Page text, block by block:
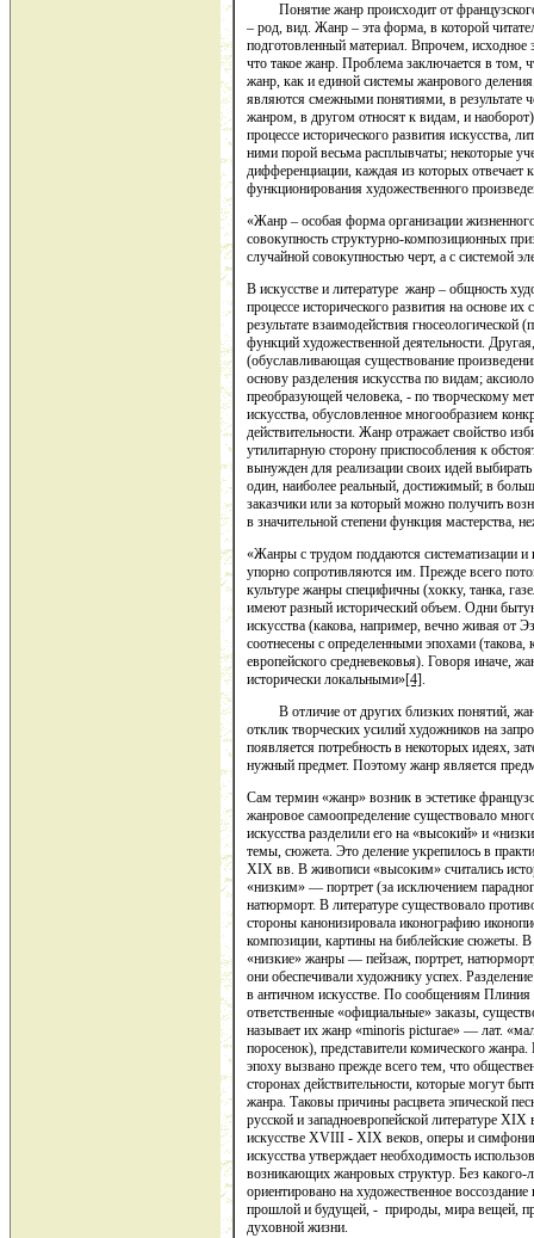
Понятие жанр происходит от французского
– род, вид. Жанр – эта форма, в которой
подготовленный материал. Впрочем, исходное
что такое жанр. Проблема заключается в том,
жанр, как и единой системы жанрового
являются смежными понятиями, в результате
жанром, в другом относят к видам, и
процессе исторического развития искусства,
ними порой весьма расплывчаты; некоторые
дифференциации, каждая из которых отвечает
функционирования художественного
«Жанр – особая форма организации
совокупность структурно-композиционных
случайной совокупностью черт, а с системой
В искусстве и литературе жанр – общность
процессе исторического развития на основе
результате взаимодействия гносеологической
функций художественной деятельности.
(обуславливающая существование
основу разделения искусства по видам;
преобразующей человека, - по творческому
искусства, обусловленное многообразием
действительности. Жанр отражает свойство
утилитарную сторону приспособления к
вынужден для реализации своих идей
один, наиболее реальный, дос­тижимый; в
заказчики или за который можно получить
в значительной степени функция мастер­ства,
«Жанры с трудом поддаются систематизации
упорно сопротивляются им. Прежде всего
культуре жанры специфичны (хокку, танка,
имеют разный исторический объем. Одни
искусства (какова, например, вечно живая от
соотнесены с определенными эпохами (такова,
европейского средневековья). Говоря иначе,
исторически локальными»[4].
В отличие от других близких понятий, жанр
от­клик творческих усилий художников на
появляется потреб­ность в некоторых идеях,
нужный предмет. Поэтому жанр явля­ется
Сам термин «жанр» возник в эстетике
жанровое самоопределение суще­ствовало
искусства раздели­ли его на «высокий» и
темы, сюжета. Это деление укрепилось в
XIX вв. В живописи «высоким» считались
«низким» — портрет (за исключением
натюрморт. В литературе существовало
стороны канонизировала иконо­графию
композиции, карти­ны на библейские сюжеты.
«низкие» жанры — пейзаж, портрет,
они обеспечивали художнику успех.
в античном искусстве. По сообще­ниям
ответственные «официальные» заказы,
называет их жанр «minoris picturae» — лат.
поросенок), представители комического
эпоху вызвано прежде всего тем, что
сторонах действительности, которые могут
жанра. Таковы причины расцвета эпической
русской и западноевропейской литературе
искусстве XVIII - XIX веков, оперы и
искусства утверждает необходимость
возникающих жанровых структур. Без какого-
ориентировано на художественное
прошлой и будущей, - природы, мира вещей,
духовной жизни.